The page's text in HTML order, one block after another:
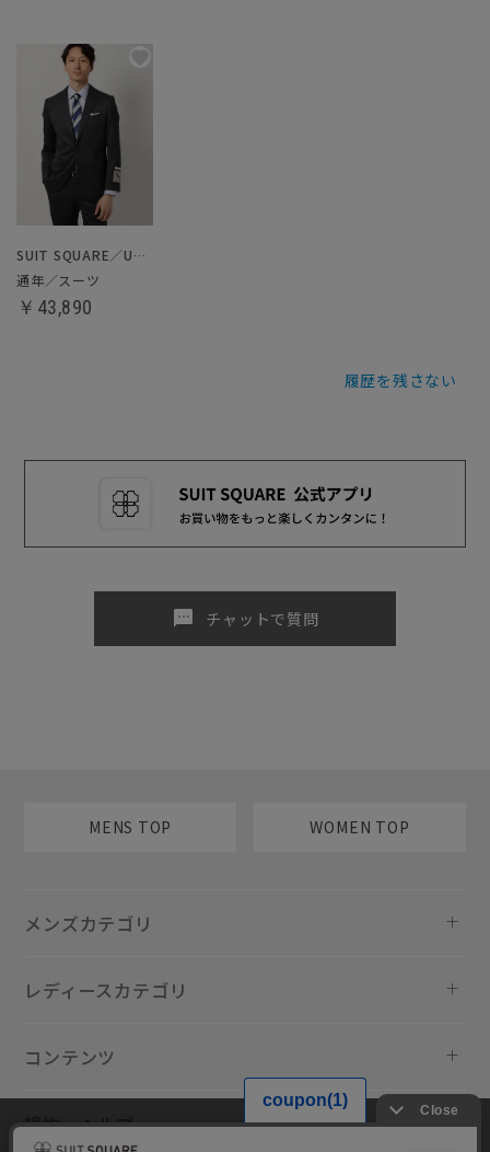
SUIT SQUARE／UNIVERSAL LANGUAGE
通年／スーツ
￥43,890
履歴を残さない
sms チャットで質問
MENS TOP WOMEN TOP
メンズカテゴリ
レディースカテゴリ
コンテンツ
規約・ヘルプ